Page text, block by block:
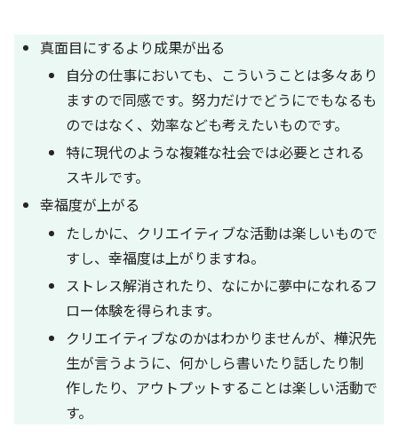
真面目にするより成果が出る
自分の仕事においても、こういうことは多々あり
ますので同感です。努力だけでどうにでもなるも
のではなく、効率なども考えたいものです。
特に現代のような複雑な社会では必要とされる
スキルです。
幸福度が上がる
たしかに、クリエイティブな活動は楽しいもので
すし、幸福度は上がりますね。
ストレス解消されたり、なにかに夢中になれるフ
ロー体験を得られます。
クリエイティブなのかはわかりませんが、樺沢先
生が言うように、何かしら書いたり話したり制
作したり、アウトプットすることは楽しい活動で
す。